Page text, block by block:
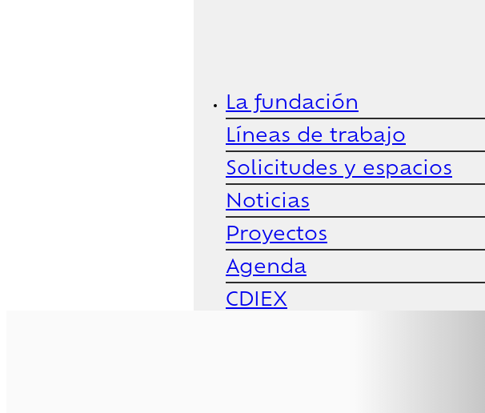
La fundación
Líneas de trabajo
Solicitudes y espacios
Noticias
Proyectos
Agenda
CDIEX